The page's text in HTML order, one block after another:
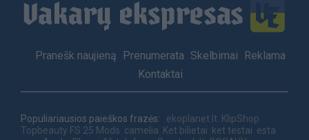
Footer
Pranešk naujieną Prenumerata Skelbimai
Reklama
Kontaktai
Populiariausios paieškos frazės: ekoplanet.lt KlipShop
Topbeauty FS 25 Mods camelia Ket bilietai ket testai esta